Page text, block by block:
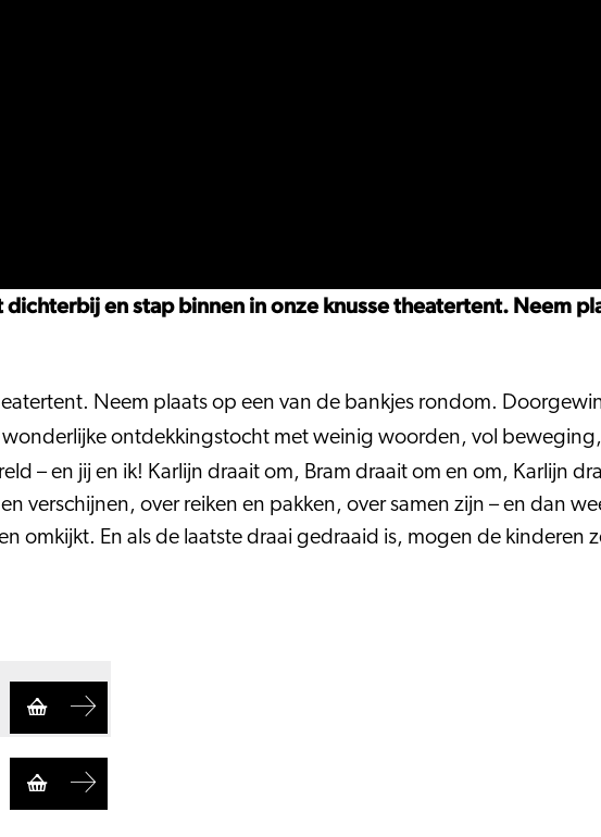
en stap binnen in onze knusse theatertent. Neem
Neem plaats op een van de bankjes rondom.
ontdekkingstocht met weinig woorden, vol
– en jij en ik! Karlijn draait om, Bram draait om en om, Karlijn
verschijnen, over reiken en pakken, over samen zijn – en dan
omkijkt. En als de laatste draai gedraaid is, mogen de kinderen